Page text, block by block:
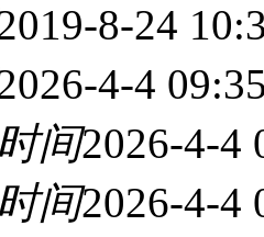
8-24
4-4
间2026-4-4
间2026-4-4